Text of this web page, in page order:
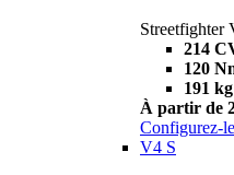
Streetfighter
214
120
191 kg
À partir de
Configurez-le
V4 S